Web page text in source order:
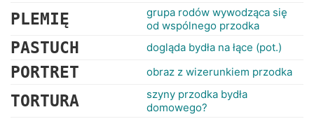
PLEMIĘ
grupa rodów wywodząca się
od wspólnego przodka
PASTUCH dogląda bydła na łące (pot.)
PORTRET obraz z wizerunkiem przodka
TORTURA
szyny przodka bydła
domowego?